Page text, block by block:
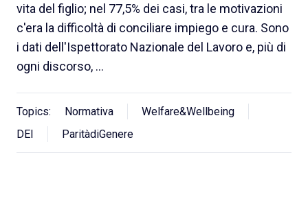
vita del figlio; nel 77,5% dei casi, tra le motivazioni
c'era la difficoltà di conciliare impiego e cura. Sono
i dati dell'Ispettorato Nazionale del Lavoro e, più di
ogni discorso, …
Topics: Normativa
Welfare&Wellbeing
DEI
ParitàdiGenere